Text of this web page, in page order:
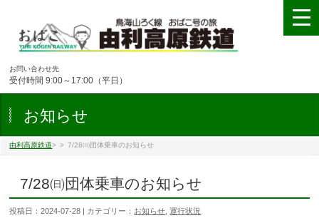
お問い合わせ先
受付時間 9:00～17:00（平日）
お知らせ
由利高原鉄道> > 7/28㈰団体乗車のお知らせ
7/28㈰団体乗車のお知らせ
投稿日：2024-07-28 | カテゴリー： お知らせ ,運行状況